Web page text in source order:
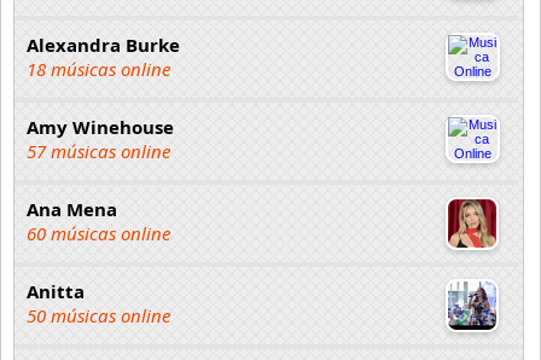
Alexandra Burke
18 músicas online
Amy Winehouse
57 músicas online
Ana Mena
60 músicas online
Anitta
50 músicas online